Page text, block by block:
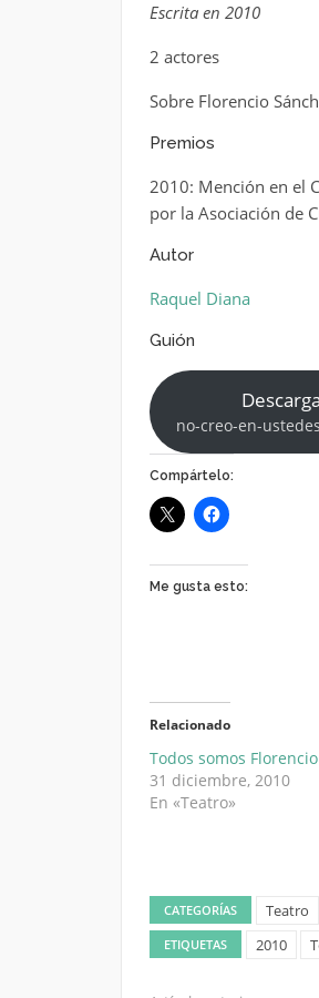
Escrita en 2010
2 actores
Sobre Florencio
Premios
2010: Mención en el
por la Asociación de
Autor
Raquel Diana
Guión
no-creo-en-
Compártelo:
Me gusta esto:
Relacionado
Todos somos Florencio
31 diciembre, 2010
En «Teatro»
CATEGORÍAS Teatro
ETIQUETAS 2010